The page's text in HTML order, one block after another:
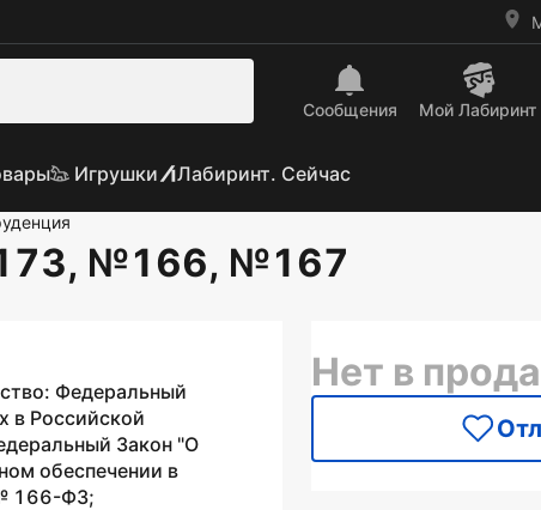
Сообщения Mой Лабиринт
Игрушки Лабиринт. Сейчас
№166, №167
Федеральный
в Российской
Закон "О
обеспечении в
166-ФЗ;
Нет в